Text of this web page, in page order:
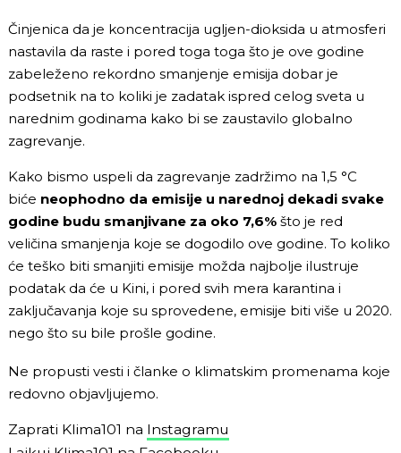
Činjenica da je koncentracija ugljen-dioksida u atmosferi
nastavila da raste i pored toga toga što je ove godine
zabeleženo rekordno smanjenje emisija dobar je
podsetnik na to koliki je zadatak ispred celog sveta u
narednim godinama kako bi se zaustavilo globalno
zagrevanje.
Kako bismo uspeli da zagrevanje zadržimo na 1,5 °C
biće neophodno da emisije u narednoj dekadi svake
godine budu smanjivane za oko 7,6% što je red
veličina smanjenja koje se dogodilo ove godine. To koliko
će teško biti smanjiti emisije možda najbolje ilustruje
podatak da će u Kini, i pored svih mera karantina i
zaključavanja koje su sprovedene, emisije biti više u 2020.
nego što su bile prošle godine.
Ne propusti vesti i članke o klimatskim promenama koje
redovno objavljujemo.
Zaprati Klima101 na Instagramu